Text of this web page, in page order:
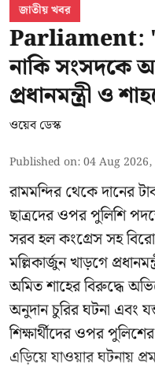
জাতীয় খবর
Parliament:
নাকি সংসদকে
প্রধানমন্ত্রী ও
ওয়েব ডেস্ক
Published on:04 Aug
রামমন্দির থেকে দানের
ছাত্রদের ওপর পুলিশি
সরব হল কংগ্রেস সহ
মল্লিকার্জুন খাড়গে
অমিত শাহের বিরুদ্ধে
অনুদান চুরির ঘটনা এবং
শিক্ষার্থীদের ওপর
এড়িয়ে যাওয়ার ঘটনায়